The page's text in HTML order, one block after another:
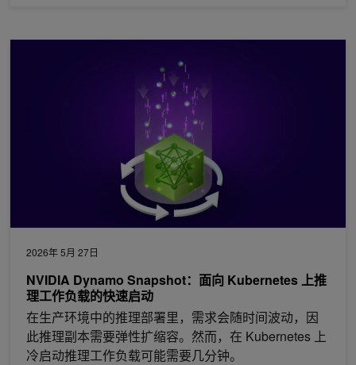
2026年 5月 27日
NVIDIA Dynamo Snapshot：面向 Kubernetes 上推
理工作负载的快速启动
在生产环境中的推理部署里，需求会随时间波动，因
此推理副本需要弹性扩缩容。然而，在 Kubernetes 上
冷启动推理工作负载可能需要几分钟。